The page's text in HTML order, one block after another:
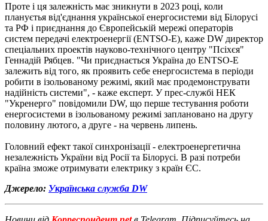
Проте і ця залежність має зникнути в 2023 році, коли
плануєтья від'єднання української енергосистеми від Білорусі
та РФ і приєднання до Європейській мережі операторів
систем передачі електроенергії (ENTSO-E), каже DW директор
спеціальних проектів науково-технічного центру "Псіхєя"
Геннадій Рябцев. "Чи приєднається Україна до ENTSO-E
залежить від того, як проявить себе енергосистема в періоди
робити в ізольованому режимі, який має продемонструвати
надійність системи", - каже експерт. У прес-службі НЕК
"Укренерго" повідомили DW, що перше тестування роботи
енергосистеми в ізольованому режимі заплановано на другу
половину лютого, а друге - на червень липень.
Головний ефект такої синхронізації - електроенергетична
незалежність України від Росії та Білорусі. В разі потреби
країна зможе отримувати електрику з країн ЄС.
Джерело: Українська служба DW